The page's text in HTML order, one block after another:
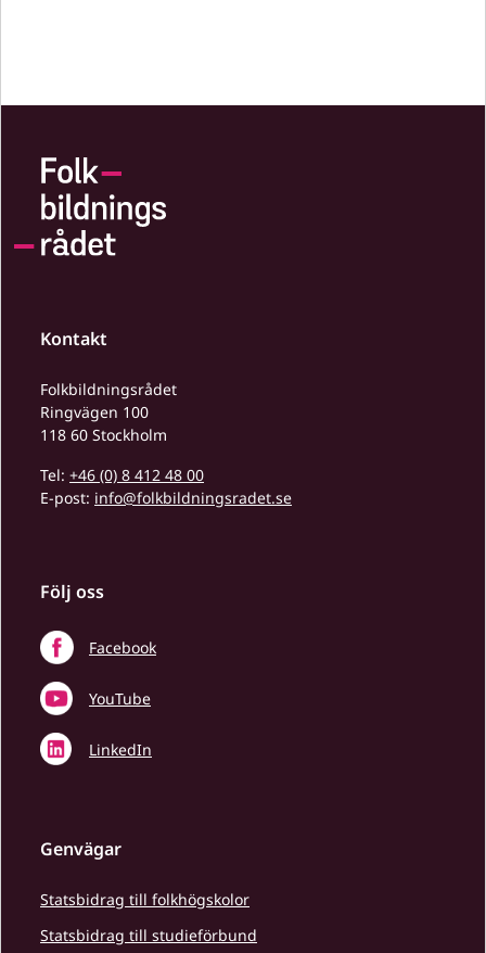
Kontakt
Folkbildningsrådet
Ringvägen 100
118 60 Stockholm
Tel: +46 (0) 8 412 48 00
E-post: info@folkbildningsradet.se
Följ oss
Facebook
YouTube
LinkedIn
Genvägar
Statsbidrag till folkhögskolor
Statsbidrag till studieförbund